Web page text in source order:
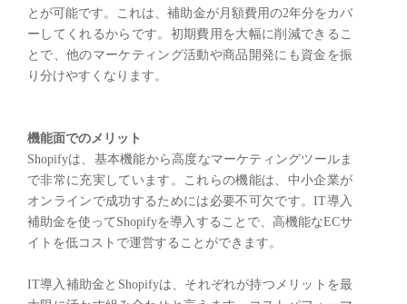
とが可能です。これは、補助金が月額費用の2年分をカバ
ーしてくれるからです。初期費用を大幅に削減できるこ
とで、他のマーケティング活動や商品開発にも資金を振
り分けやすくなります。
機能面でのメリット
Shopifyは、基本機能から高度なマーケティングツールま
で非常に充実しています。これらの機能は、中小企業が
オンラインで成功するためには必要不可欠です。IT導入
補助金を使ってShopifyを導入することで、高機能なECサ
イトを低コストで運営することができます。
​IT導入補助金とShopifyは、それぞれが持つメリットを最